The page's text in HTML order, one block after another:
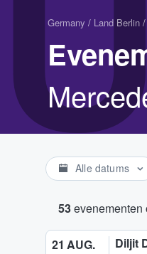
Germany / Land Berlin /
Alle datums
53
21 AUG. Diljit